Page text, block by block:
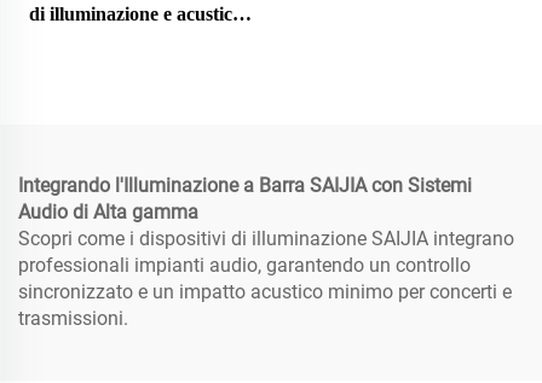
di illuminazione e acustica
Integrando l'Illuminazione a Barra SAIJIA con Sistemi
Audio di Alta gamma
Scopri come i dispositivi di illuminazione SAIJIA integrano
professionali impianti audio, garantendo un controllo
sincronizzato e un impatto acustico minimo per concerti e
trasmissioni.